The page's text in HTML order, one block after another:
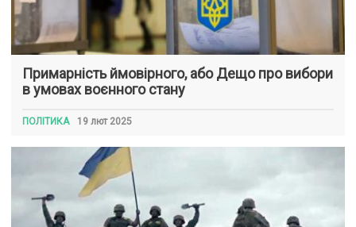
Примарність ймовірного, або Дещо про вибори
в умовах воєнного стану
ПОЛІТИКА 19 лют 2025